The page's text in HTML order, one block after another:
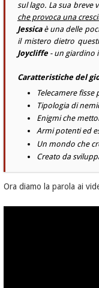
sul lago. La sua
che provoca una
Jessicaè una delle
il mistero dietro
Joycliffe- un giardino
Caratteristiche del
Telecamere
Tipologia di
Enigmi che
Armi potenti ed
Un mondo che
Creato da
Ora diamo la parola ai